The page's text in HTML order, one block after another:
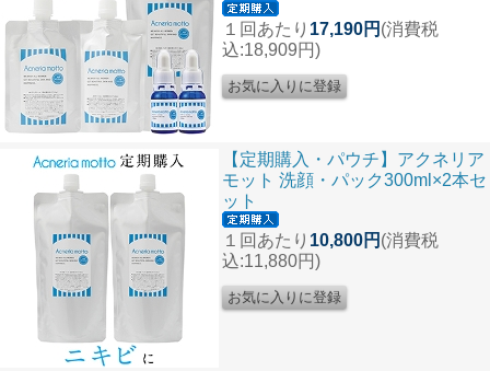
１回あたり 17,190円 (消費税
込:18,909円)
【定期購入・パウチ】アクネリア
モット 洗顔・パック300ml×2本セ
ット
１回あたり 10,800円 (消費税
込:11,880円)